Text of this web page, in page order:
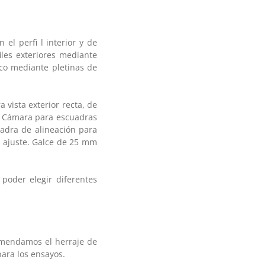
el perfi l interior y de
exteriores mediante
mediante pletinas de
vista exterior recta, de
para escuadras
de alineación para
Galce de 25 mm
elegir diferentes
el herraje de
los ensayos.